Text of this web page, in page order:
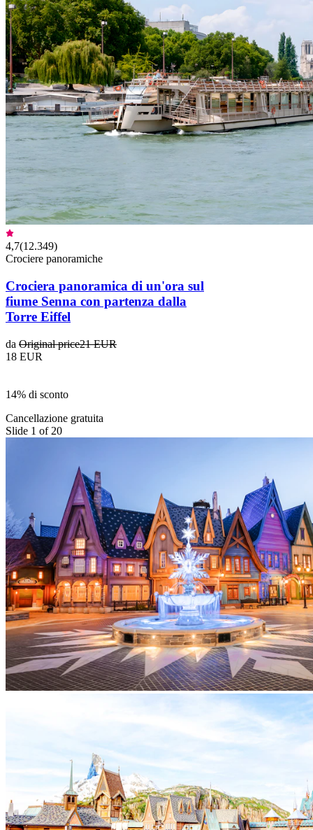
4,7(12.349)
Crociere panoramiche
Crociera panoramica di un'ora sul
fiume Senna con partenza dalla
Torre Eiffel
da Original price21 EUR
18 EUR
14% di sconto
Cancellazione gratuita
Slide 1 of 20